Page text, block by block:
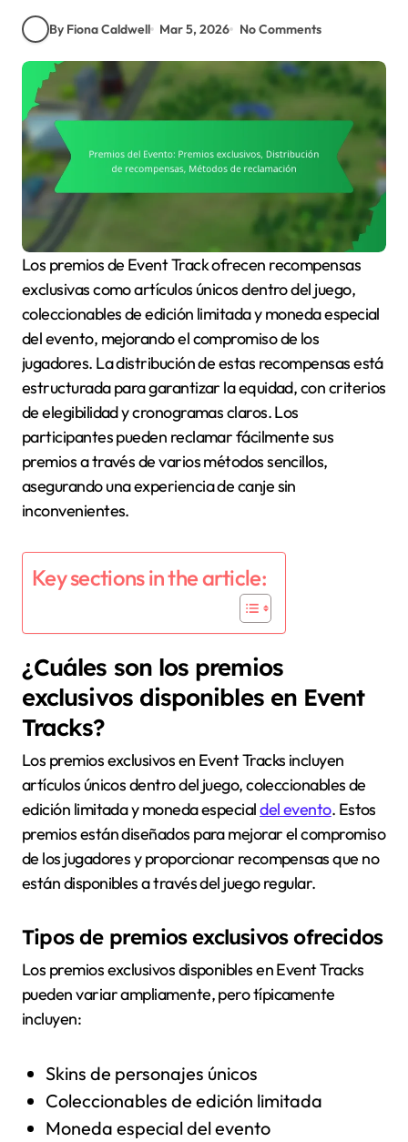
By Fiona Caldwell Mar 5, 2026 No Comments
Los premios de Event Track ofrecen recompensas
exclusivas como artículos únicos dentro del juego,
coleccionables de edición limitada y moneda especial
del evento, mejorando el compromiso de los
jugadores. La distribución de estas recompensas está
estructurada para garantizar la equidad, con criterios
de elegibilidad y cronogramas claros. Los
participantes pueden reclamar fácilmente sus
premios a través de varios métodos sencillos,
asegurando una experiencia de canje sin
inconvenientes.
Key sections in the article:
¿Cuáles son los premios
exclusivos disponibles en Event
Tracks?
Los premios exclusivos en Event Tracks incluyen
artículos únicos dentro del juego, coleccionables de
edición limitada y moneda especialdel evento. Estos
premios están diseñados para mejorar el compromiso
de los jugadores y proporcionar recompensas que no
están disponibles a través del juego regular.
Tipos de premios exclusivos ofrecidos
Los premios exclusivos disponibles en Event Tracks
pueden variar ampliamente, pero típicamente
incluyen:
Skins de personajes únicos
Coleccionables de edición limitada
Moneda especial del evento